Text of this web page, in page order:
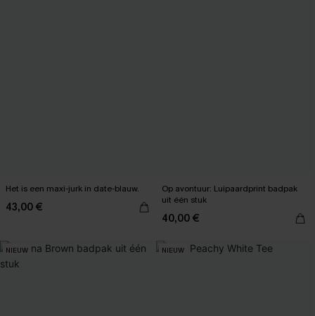
Het is een maxi-jurk in date-blauw.
43,00 €
Op avontuur: Luipaardprint badpak
uit één stuk
40,00 €
NIEUW NIEUW